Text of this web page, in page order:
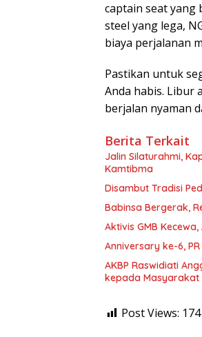
captain seat yang
steel yang lega,
biaya perjalanan
Pastikan untuk
Anda habis. Libur
berjalan nyaman
Berita Terkait
Jalin Silaturahmi,
Kamtibma
Disambut Tradisi
Babinsa Bergerak,
Aktivis GMB
Anniversary ke-6,
AKBP Raswidiati
kepada Masyarakat
Post Views: 174